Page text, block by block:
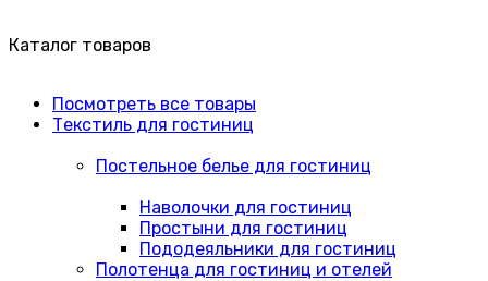
Каталог товаров
Посмотреть все товары
Текстиль для гостиниц
Постельное белье для гостиниц
Наволочки для гостиниц
Простыни для гостиниц
Пододеяльники для гостиниц
Полотенца для гостиниц и отелей